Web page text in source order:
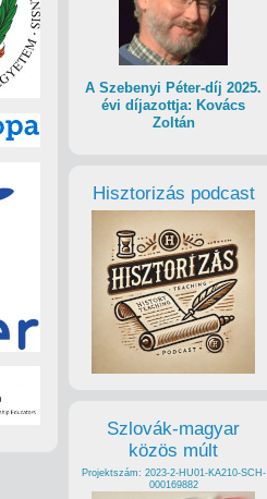
A Szebenyi Péter-díj 2025.
évi díjazottja: Kovács
Zoltán
Hisztorizás podcast
Szlovák-magyar
közös múlt
Projektszám: 2023-2-HU01-KA210-SCH-
000169882